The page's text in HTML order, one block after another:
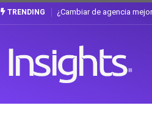
TRENDING Gabriela Herrera y el arte